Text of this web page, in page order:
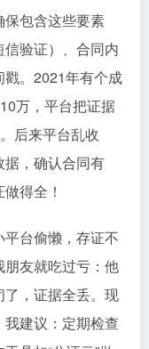
包含这些要素
验证）、合同内
。2021年有个成
万，平台把证据
后来平台乱收
，确认合同有
得全！
台偷懒，存证不
友就吃过亏：他
，证据全丢。现
建议：定期检查